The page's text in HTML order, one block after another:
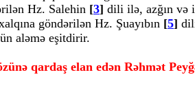
Hz. Salehin [3] dili ilə, azğın və
göndərilən Hz. Şuayıbın [5]
aləmə eşitdirir.
qardaş elan edən Rəhmət